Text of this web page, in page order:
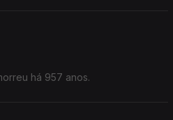
há 957 anos.